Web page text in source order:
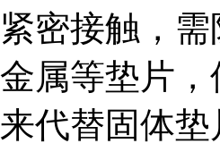
密接触，
属等垫片
代替固体